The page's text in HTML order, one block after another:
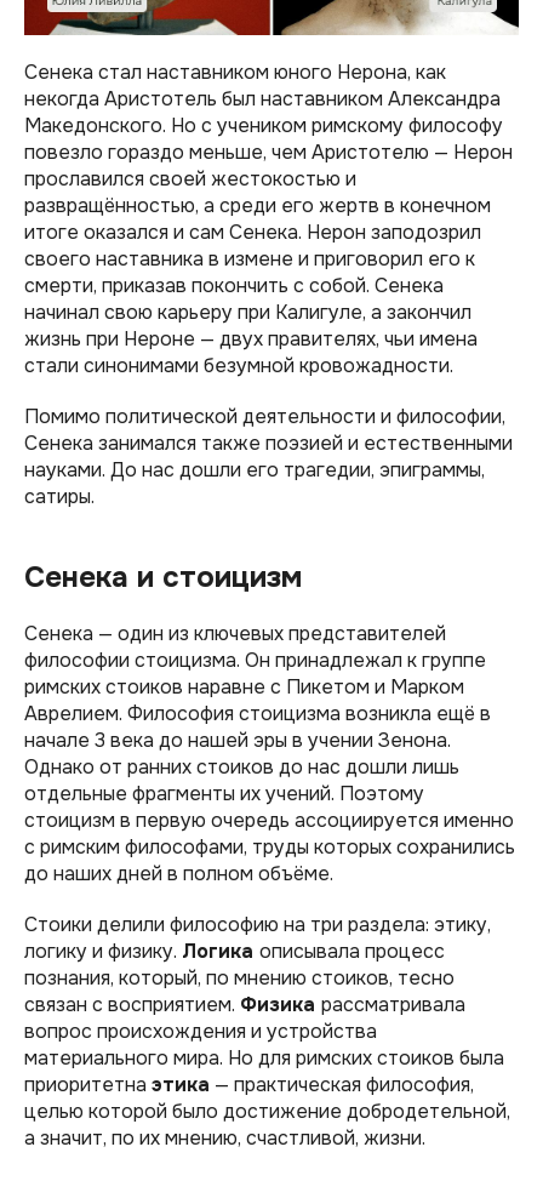
Сенека стал наставником юного Нерона, как
некогда Аристотель был наставником Александра
Македонского. Но с учеником римскому философу
повезло гораздо меньше, чем Аристотелю — Нерон
прославился своей жестокостью и
развращённостью, а среди его жертв в конечном
итоге оказался и сам Сенека. Нерон заподозрил
своего наставника в измене и приговорил его к
смерти, приказав покончить с собой. Сенека
начинал свою карьеру при Калигуле, а закончил
жизнь при Нероне — двух правителях, чьи имена
стали синонимами безумной кровожадности.
Помимо политической деятельности и философии,
Сенека занимался также поэзией и естественными
науками. До нас дошли его трагедии, эпиграммы,
сатиры.
Сенека и стоицизм
Сенека — один из ключевых представителей
философии стоицизма. Он принадлежал к группе
римских стоиков наравне с Пикетом и Марком
Аврелием. Философия стоицизма возникла ещё в
начале 3 века до нашей эры в учении Зенона.
Однако от ранних стоиков до нас дошли лишь
отдельные фрагменты их учений. Поэтому
стоицизм в первую очередь ассоциируется именно
с римским философами, труды которых сохранились
до наших дней в полном объёме.
Стоики делили философию на три раздела: этику,
логику и физику. Логика описывала процесс
познания, который, по мнению стоиков, тесно
связан с восприятием. Физика рассматривала
вопрос происхождения и устройства
материального мира. Но для римских стоиков была
приоритетна этика — практическая философия,
целью которой было достижение добродетельной,
а значит, по их мнению, счастливой, жизни.